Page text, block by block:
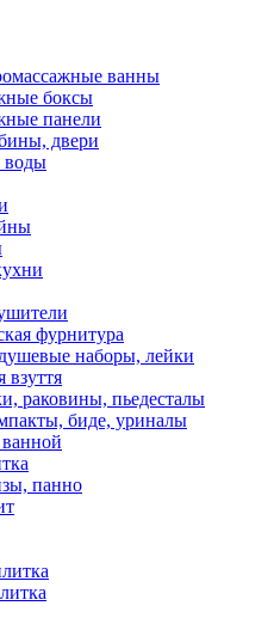
ванны
боксы
панели
двери
воды
фурнитура
наборы, лейки
взуття
раковины, пьедесталы
биде, уриналы
панно